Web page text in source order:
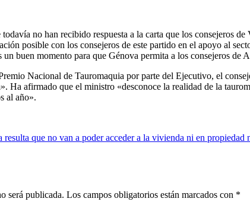
no han recibido respuesta a la carta que los consejeros
posible con los consejeros de este partido en el apoyo al
un buen momento para que Génova permita a los consejeros
Nacional de Tauromaquia por parte del Ejecutivo, el
Ha afirmado que el ministro «desconoce la realidad de la
al año».
resulta que no van a poder acceder a la vivienda ni en propiedad
será publicada. Los campos obligatorios están marcados con *